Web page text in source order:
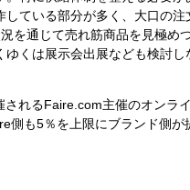
ている部分が多く、大口の
を通じて売れ筋商品を見極め
ゆくは展示会出展なども検討
れるFaire.com主催のオンラ
側も5％を上限にブランド側